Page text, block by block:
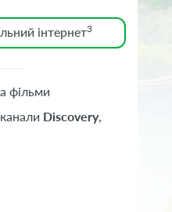
інтернет3
фільми
Discovery,